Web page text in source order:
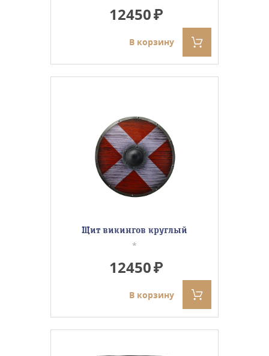
12450
В корзину
Щит викингов круглый
*
12450
В корзину